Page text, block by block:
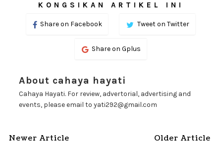
KONGSIKAN ARTIKEL INI
Share on Facebook Tweet on Twitter
Share on Gplus
About cahaya hayati
Cahaya Hayati. For review, advertorial, advertising and
events, please email to yati292@gmail.com
Newer Article Older Article